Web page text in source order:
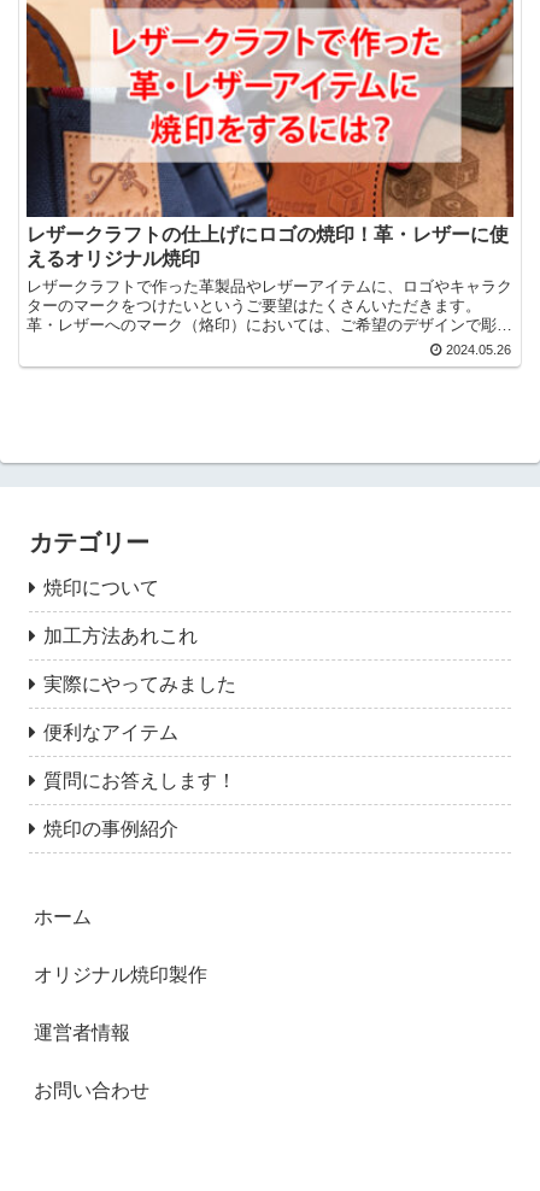
レザークラフトの仕上げにロゴの焼印！革・レザーに使
えるオリジナル焼印
レザークラフトで作った革製品やレザーアイテムに、ロゴやキャラク
ターのマークをつけたいというご要望はたくさんいただきます。
革・レザーへのマーク（烙印）においては、ご希望のデザインで彫っ
た金属刻印を熱して焼き付ける「焼印加工」と万力やプレス機...2024.05.26
カテゴリー
焼印について
加工方法あれこれ
実際にやってみました
便利なアイテム
質問にお答えします！
焼印の事例紹介
ホーム
オリジナル焼印製作
運営者情報
お問い合わせ